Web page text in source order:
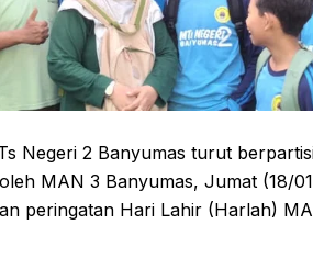
Negeri 2 Banyumas turut
MAN 3 Banyumas, Jumat (18/
peringatan Hari Lahir (Harlah)